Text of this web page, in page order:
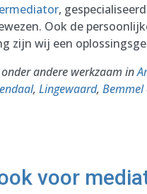
,
Ook de
zijn wij een
andere werkzaam in
, Lingewaard, Bemmel
voor